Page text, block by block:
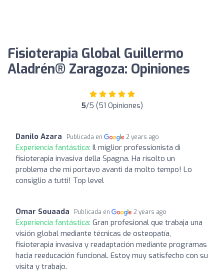
Fisioterapia Global Guillermo
Aladrén® Zaragoza: Opiniones
5/5 (51 Opiniones)
Danilo Azara Publicada en 2 years ago
Experiencia fantástica: Il miglior professionista di
fisioterapia invasiva della Spagna. Ha risolto un
problema che mi portavo avanti da molto tempo! Lo
consiglio a tutti! Top level
Omar Souaada Publicada en 2 years ago
Experiencia fantástica: Gran profesional que trabaja una
visión global mediante técnicas de osteopatía,
fisioterapia invasiva y readaptación mediante programas
hacia reeducación funcional. Estoy muy satisfecho con su
visita y trabajo.